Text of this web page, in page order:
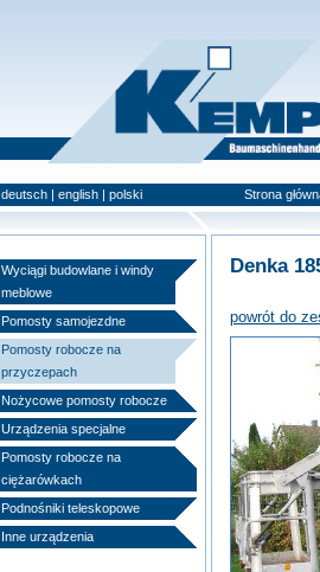
deutsch | english | polski Strona
Wyciągi budowlane i windy
meblowe
Pomosty samojezdne
Pomosty robocze na
przyczepach
Nożycowe pomosty robocze
Urządzenia specjalne
Pomosty robocze na
ciężarówkach
Podnośniki teleskopowe
Inne urządzenia
Denka
powrót do